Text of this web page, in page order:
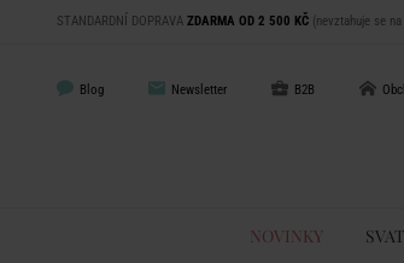
STANDARDNÍ DOPRAVA ZDARMA OD 2 500 KČ (nevztahuje se
Blog Newsletter B2B
NOVINKY